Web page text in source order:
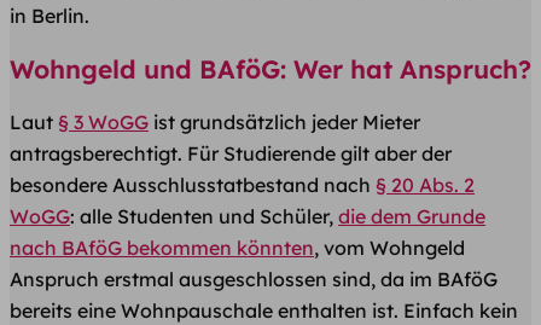
in Berlin.
Wohngeld und BAföG: Wer hat Anspruch?
Laut § 3 WoGG ist grundsätzlich jeder Mieter
antragsberechtigt. Für Studierende gilt aber der
besondere Ausschlusstatbestand nach § 20 Abs. 2
WoGG: alle Studenten und Schüler, die dem Grunde
nach BAföG bekommen könnten, vom Wohngeld
Anspruch erstmal ausgeschlossen sind, da im BAföG
bereits eine Wohnpauschale enthalten ist. Einfach kein